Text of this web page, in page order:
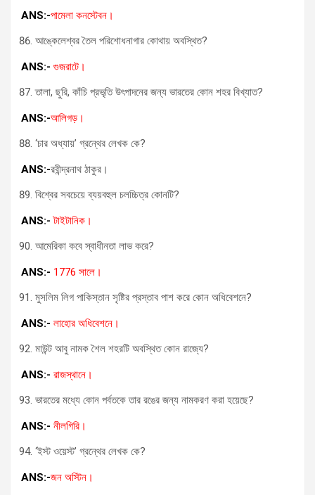
ANS:-পামেলা কনস্টেবন।
আঙ্কেলেশ্বর তৈল পরিশোধনাগার কোথায় অবস্থিত?
ANS:- গুজরাটে।
তালা, ছুরি, কাঁচি প্রভৃতি উৎপাদনের জন্য ভারতের কোন শহর বিখ্যাত?
ANS:-আলিগড়।
‘চার অধ্যায়’ গ্রন্থের লেখক কে?
ANS:-রবীন্দ্রনাথ ঠাকুর।
বিশ্বের সবচেয়ে ব্যয়বহুল চলচ্চিত্র কোনটি?
ANS:- টাইটানিক।
আমেরিকা কবে স্বাধীনতা লাভ করে?
ANS:- 1776 সালে।
মুসলিম লিগ পাকিস্তান সৃষ্টির প্রস্তাব পাশ করে কোন অধিবেশনে?
ANS:- লাহোর অধিবেশনে।
মাউন্ট আবু নামক শৈল শহরটি অবস্থিত কোন রাজ্যে?
ANS:- রাজস্থানে।
ভারতের মধ্যে কোন পর্বতকে তার রঙের জন্য নামকরণ করা হয়েছে?
ANS:- নীলগিরি।
‘ইস্ট ওয়েস্ট’ গ্রন্থের লেখক কে?
ANS:-জন অস্টিন।